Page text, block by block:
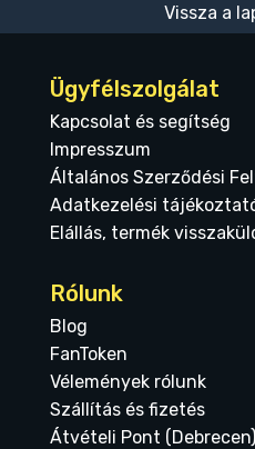
Vissza a
Ügyfélszolgálat
Kapcsolat és segítség
Impresszum
Általános Szerződési
Adatkezelési
Elállás, termék
Rólunk
Blog
FanToken
Vélemények rólunk
Szállítás és fizetés
Átvételi Pont (Debrecen)